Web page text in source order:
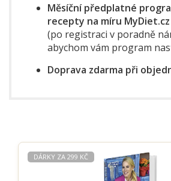
Měsíční předplatné
recepty na míru
(po registraci v poradně
abychom vám program
Doprava zdarma při
DÁRKY ZA 299 KČ